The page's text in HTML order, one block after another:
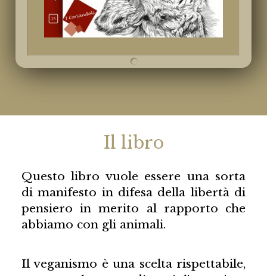
Il libro
Questo libro vuole essere una sorta
di manifesto in difesa della libertà di
pensiero in merito al rapporto che
abbiamo con gli animali.
Il veganismo è una scelta rispettabile,